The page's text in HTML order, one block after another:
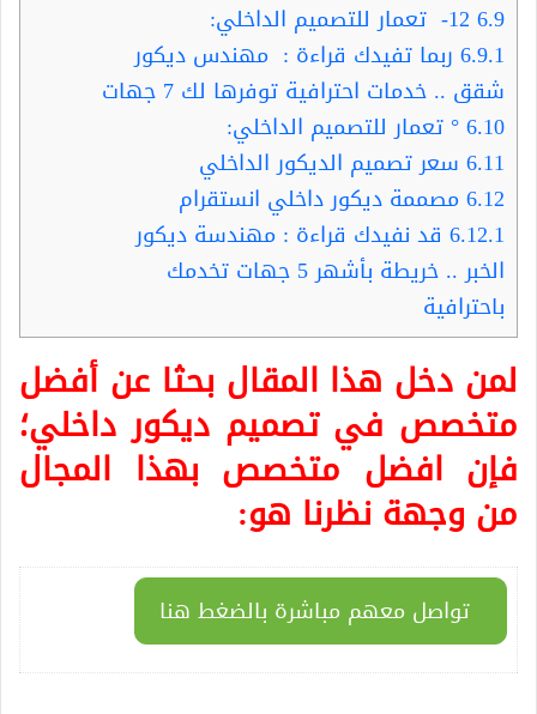
6.9
6.9.1 ربما تفيدك قراءة : مهندس ديكور
شقق .. خدمات احترافية توفرها لك 7 جهات
6.10° تعمار للتصميم الداخلي:
6.11 سعر تصميم الديكور الداخلي
6.12مصممة ديكور داخلي انستقرام
6.12.1 قد نفيدك قراءة : مهندسة ديكور
الخبر .. خريطة بأشهر 5 جهات تخدمك
باحترافية
لمن دخل هذا المقال بحثا عن أفضل
متخصص في تصميمديكور داخلي؛
فإن افضل متخصص بهذا المجال
من وجهة نظرنا هو:
تواصل معهم مباشرة بالضغط هنا